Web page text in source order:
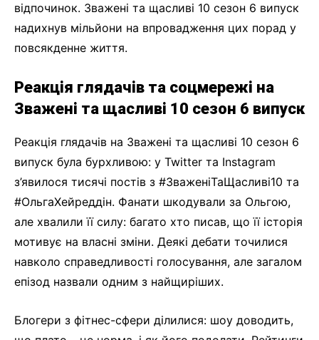
відпочинок. Зважені та щасливі 10 сезон 6 випуск
надихнув мільйони на впровадження цих порад у
повсякденне життя.
Реакція глядачів та соцмережі на
Зважені та щасливі 10 сезон 6 випуск
Реакція глядачів на Зважені та щасливі 10 сезон 6
випуск була бурхливою: у Twitter та Instagram
з’явилося тисячі постів з #ЗваженіТаЩасливі10 та
#ОльгаХейреддін. Фанати шкодували за Ольгою,
але хвалили її силу: багато хто писав, що її історія
мотивує на власні зміни. Деякі дебати точилися
навколо справедливості голосування, але загалом
епізод назвали одним з найщиріших.
Блогери з фітнес-сфери ділилися: шоу доводить,